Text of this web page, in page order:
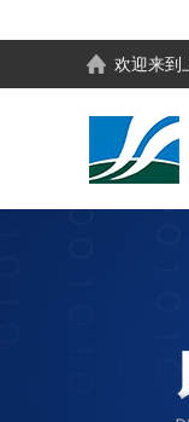
欢迎来到